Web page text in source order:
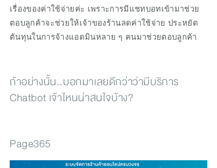
เรื่องของค่าใช้จ่ายค่ะ เพราะการมีแชทบอทเข้ามาช่วย
ตอบลูกค้าจะช่วยให้เจ้าของร้านลดค่าใช้จ่าย ประหยัด
ต้นทุนในการจ้างแอดมินหลาย ๆ คนมาช่วยตอบลูกค้า
ถ้าอย่างนั้น..บอกมาเลยดีกว่าว่ามีบริการ
Chatbot เจ้าไหนน่าสนใจบ้าง?
Page365